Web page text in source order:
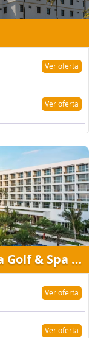
Ver oferta
Ver oferta
Dreams Karibana Cartagena Golf & Spa Resort
Ver oferta
Ver oferta